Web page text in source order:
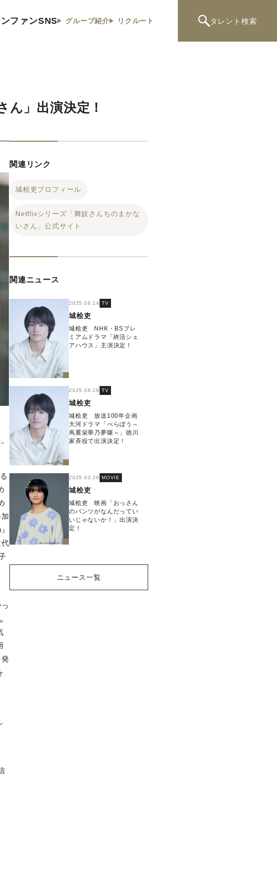
ファンSNS グループ紹介 リクルート タレント 検索
」出演決定！
』
関連リンク
城桧吏プロフィール
Netflixシリーズ「舞妓さんちのまかな
いさん」公式サイト
関連ニュース
2025.08.14 TV
城桧吏
城桧吏 NHK・BSプレ
ミアムドラマ「終活シェ
アハウス」主演決定！
2025.06.28 TV
城桧吏
城桧吏 放送100年企画
大河ドラマ「べらぼう～
蔦重栄華乃夢噺～」徳川
家斉役で出演決定！
2025.03.26 MOVIE
城桧吏
城桧吏 映画「おっさん
のパンツがなんだってい
いじゃないか！」出演決
定！
ニュース一覧